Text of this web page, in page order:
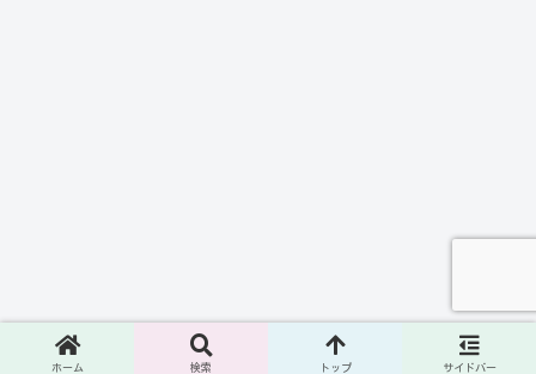
ホーム 検索 トップ サイドバー